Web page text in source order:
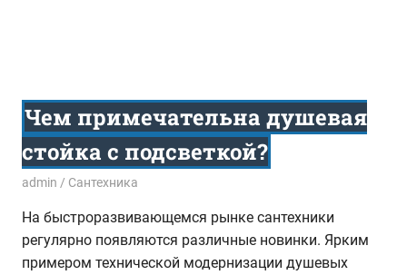
Чем примечательна душевая
стойка с подсветкой?
13.07.2015
admin Сантехника
На быстроразвивающемся рынке сантехники
регулярно появляются различные новинки. Ярким
примером технической модернизации душевых